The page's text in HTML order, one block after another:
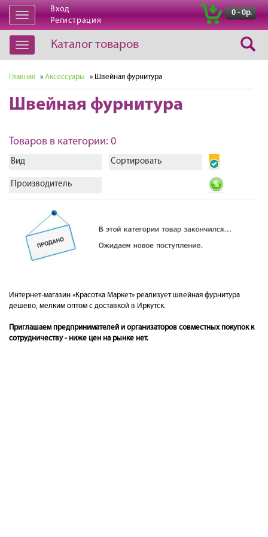
Открыть
навигацию
Вход
Регистрация
0 - 0р.
Открыть
навигацию
Каталог товаров
Главная » Аксессуары » Швейная фурнитура
Швейная фурнитура
Товаров в категории: 0
Вид Сортировать
Производитель
Интернет-магазин «Красотка Маркет» реализует швейная фурнитура
дешево, мелким оптом с доставкой в Иркутск.
Приглашаем предпринимателей и организаторов совместных покупок к
сотрудничеству - ниже цен на рынке нет.